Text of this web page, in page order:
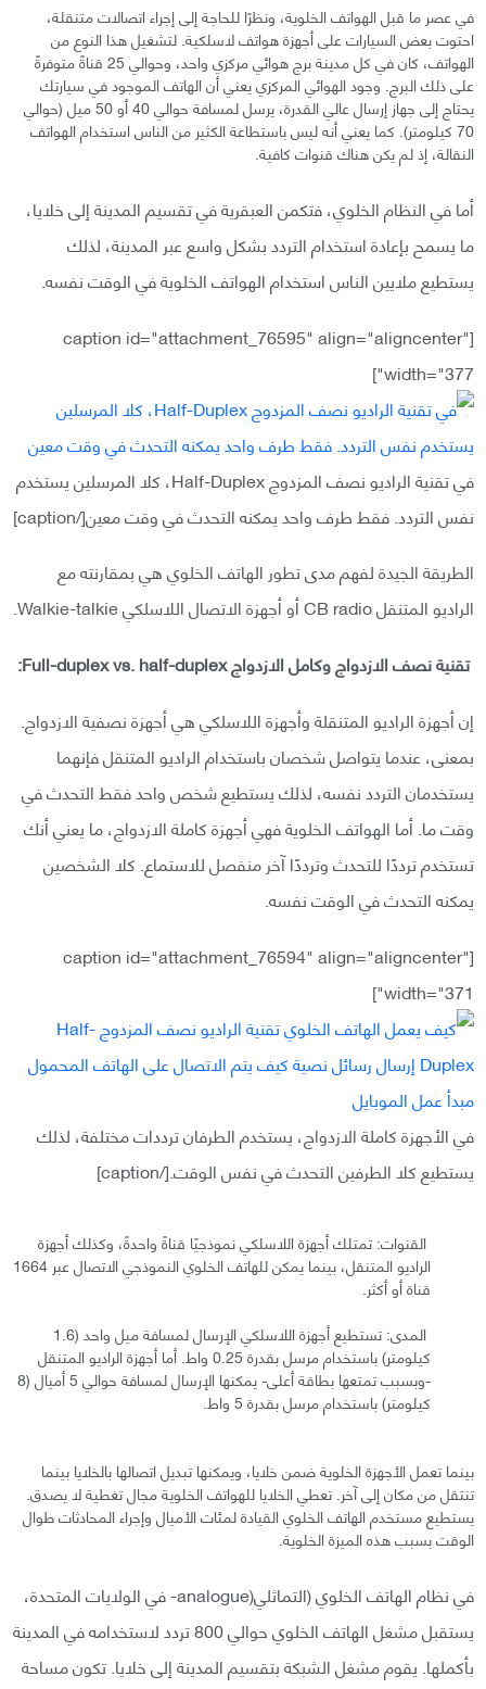
في عصر ما قبل الهواتف الخلوية، ونظرًا للحاجة إلى إجراء اتصالات متنقلة،
احتوت بعض السيارات على أجهزة هواتف لاسلكية. لتشغيل هذا النوع من
الهواتف، كان في كل مدينة برج هوائي مركزي واحد، وحوالي 25 قناةً متوفرةً
على ذلك البرج. وجود الهوائي المركزي يعني أن الهاتف الموجود في سيارتك
يحتاج إلى جهاز إرسال عالي القدرة، يرسل لمسافة حوالي 40 أو 50 ميل (حوالي
70 كيلومتر). كما يعني أنه ليس باستطاعة الكثير من الناس استخدام الهواتف
النقالة، إذ لم يكن هناك قنوات كافية.
أما في النظام الخلوي، فتكمن العبقرية في تقسيم المدينة إلى خلايا،
ما يسمح بإعادة استخدام التردد بشكل واسع عبر المدينة، لذلك
يستطيع ملايين الناس استخدام الهواتف الخلوية في الوقت نفسه.
[caption id="attachment_76595" align="aligncenter"
width="377"]
في تقنية الراديو نصف المزدوج Half-Duplex، كلا المرسلين يستخدم
نفس التردد. فقط طرف واحد يمكنه التحدث في وقت معين[/caption]
الطريقة الجيدة لفهم مدى تطور الهاتف الخلوي هي بمقارنته مع
الراديو المتنقل CB radio أو أجهزة الاتصال اللاسلكي Walkie-talkie.
تقنية نصف الازدواج وكامل الازدواج Full-duplex vs. half-duplex:
إن أجهزة الراديو المتنقلة وأجهزة اللاسلكي هي أجهزة نصفية الازدواج.
بمعنى، عندما يتواصل شخصان باستخدام الراديو المتنقل فإنهما
يستخدمان التردد نفسه، لذلك يستطيع شخص واحد فقط التحدث في
وقت ما. أما الهواتف الخلوية فهي أجهزة كاملة الازدواج، ما يعني أنك
تستخدم ترددًا للتحدث وترددًا آخر منفصل للاستماع. كلا الشخصين
يمكنه التحدث في الوقت نفسه.
[caption id="attachment_76594" align="aligncenter"
width="371"]
في الأجهزة كاملة الازدواج، يستخدم الطرفان ترددات مختلفة، لذلك
يستطيع كلا الطرفين التحدث في نفس الوقت.[/caption]
القنوات: تمتلك أجهزة اللاسلكي نموذجيًا قناةً واحدةً، وكذلك أجهزة
الراديو المتنقل، بينما يمكن للهاتف الخلوي النموذجي الاتصال عبر 1664
قناة أو أكثر.
المدى: تستطيع أجهزة اللاسلكي الإرسال لمسافة ميل واحد (1.6
كيلومتر) باستخدام مرسل بقدرة 0.25 واط. أما أجهزة الراديو المتنقل
-وبسبب تمتعها بطاقة أعلى- يمكنها الإرسال لمسافة حوالي 5 أميال (8
كيلومتر) باستخدام مرسل بقدرة 5 واط.
بينما تعمل الأجهزة الخلوية ضمن خلايا، ويمكنها تبديل اتصالها بالخلايا بينما
تنتقل من مكان إلى آخر. تعطي الخلايا للهواتف الخلوية مجال تغطية لا يصدق.
يستطيع مستخدم الهاتف الخلوي القيادة لمئات الأميال وإجراء المحادثات طوال
الوقت بسبب هذه الميزة الخلوية.
في نظام الهاتف الخلوي (التماثلي(analogue- في الولايات المتحدة،
يستقبل مشغل الهاتف الخلوي حوالي 800 تردد لاستخدامه في المدينة
بأكملها. يقوم مشغل الشبكة بتقسيم المدينة إلى خلايا. تكون مساحة